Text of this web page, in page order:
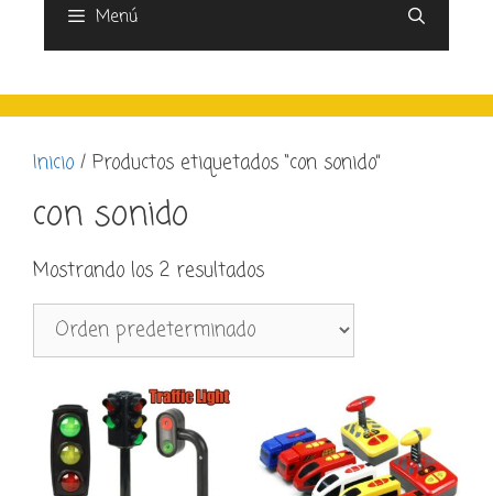
Menú
Inicio / Productos etiquetados “con sonido”
con sonido
Mostrando los 2 resultados